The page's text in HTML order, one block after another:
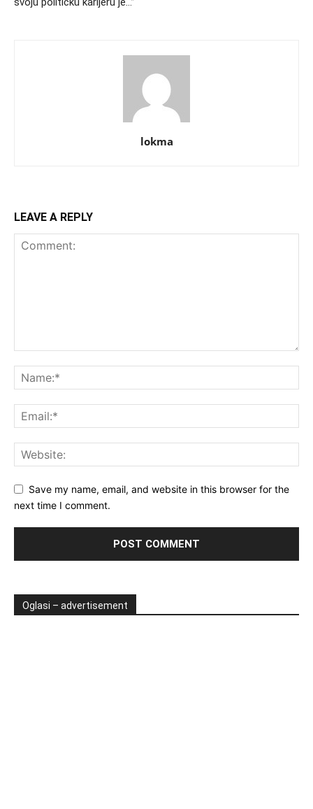
lokma
LEAVE A REPLY
Save my name, email, and website in this browser for the
next time I comment.
Oglasi – advertisement